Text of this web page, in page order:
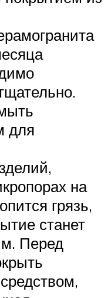
для
на
грязь,
станет
Перед